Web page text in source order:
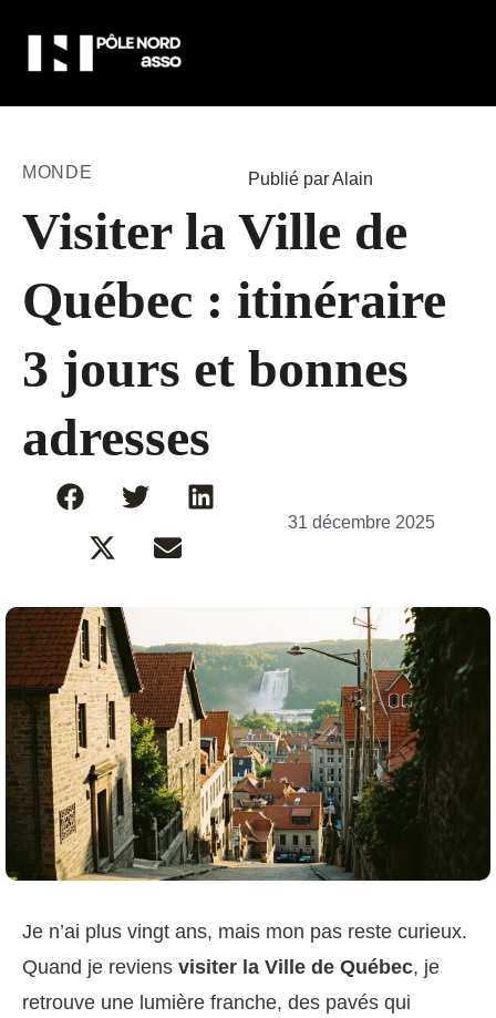
MONDE Publié par Alain
Visiter la Ville de
Québec : itinéraire
3 jours et bonnes
adresses
31 décembre 2025
Je n’ai plus vingt ans, mais mon pas reste curieux.
Quand je reviens visiter la Ville de Québec, je
retrouve une lumière franche, des pavés qui